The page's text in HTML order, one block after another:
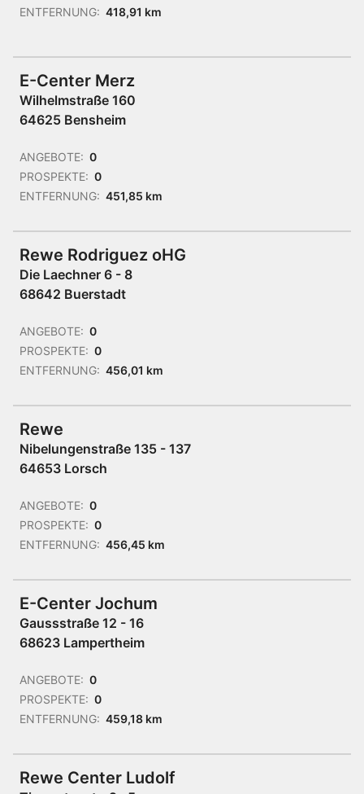
ENTFERNUNG: 418,91 km
E-Center Merz
Wilhelmstraße 160
64625 Bensheim
ANGEBOTE: 0
PROSPEKTE: 0
ENTFERNUNG: 451,85 km
Rewe Rodriguez oHG
Die Laechner 6 - 8
68642 Buerstadt
ANGEBOTE: 0
PROSPEKTE: 0
ENTFERNUNG: 456,01 km
Rewe
Nibelungenstraße 135 - 137
64653 Lorsch
ANGEBOTE: 0
PROSPEKTE: 0
ENTFERNUNG: 456,45 km
E-Center Jochum
Gaussstraße 12 - 16
68623 Lampertheim
ANGEBOTE: 0
PROSPEKTE: 0
ENTFERNUNG: 459,18 km
Rewe Center Ludolf